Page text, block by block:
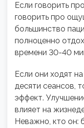
Если говорить
говорить про
большинство
полноценно
времени 30-40
Если они ходят
десяти сеансов,
эффект.
влияет на
Неважно, кто он: